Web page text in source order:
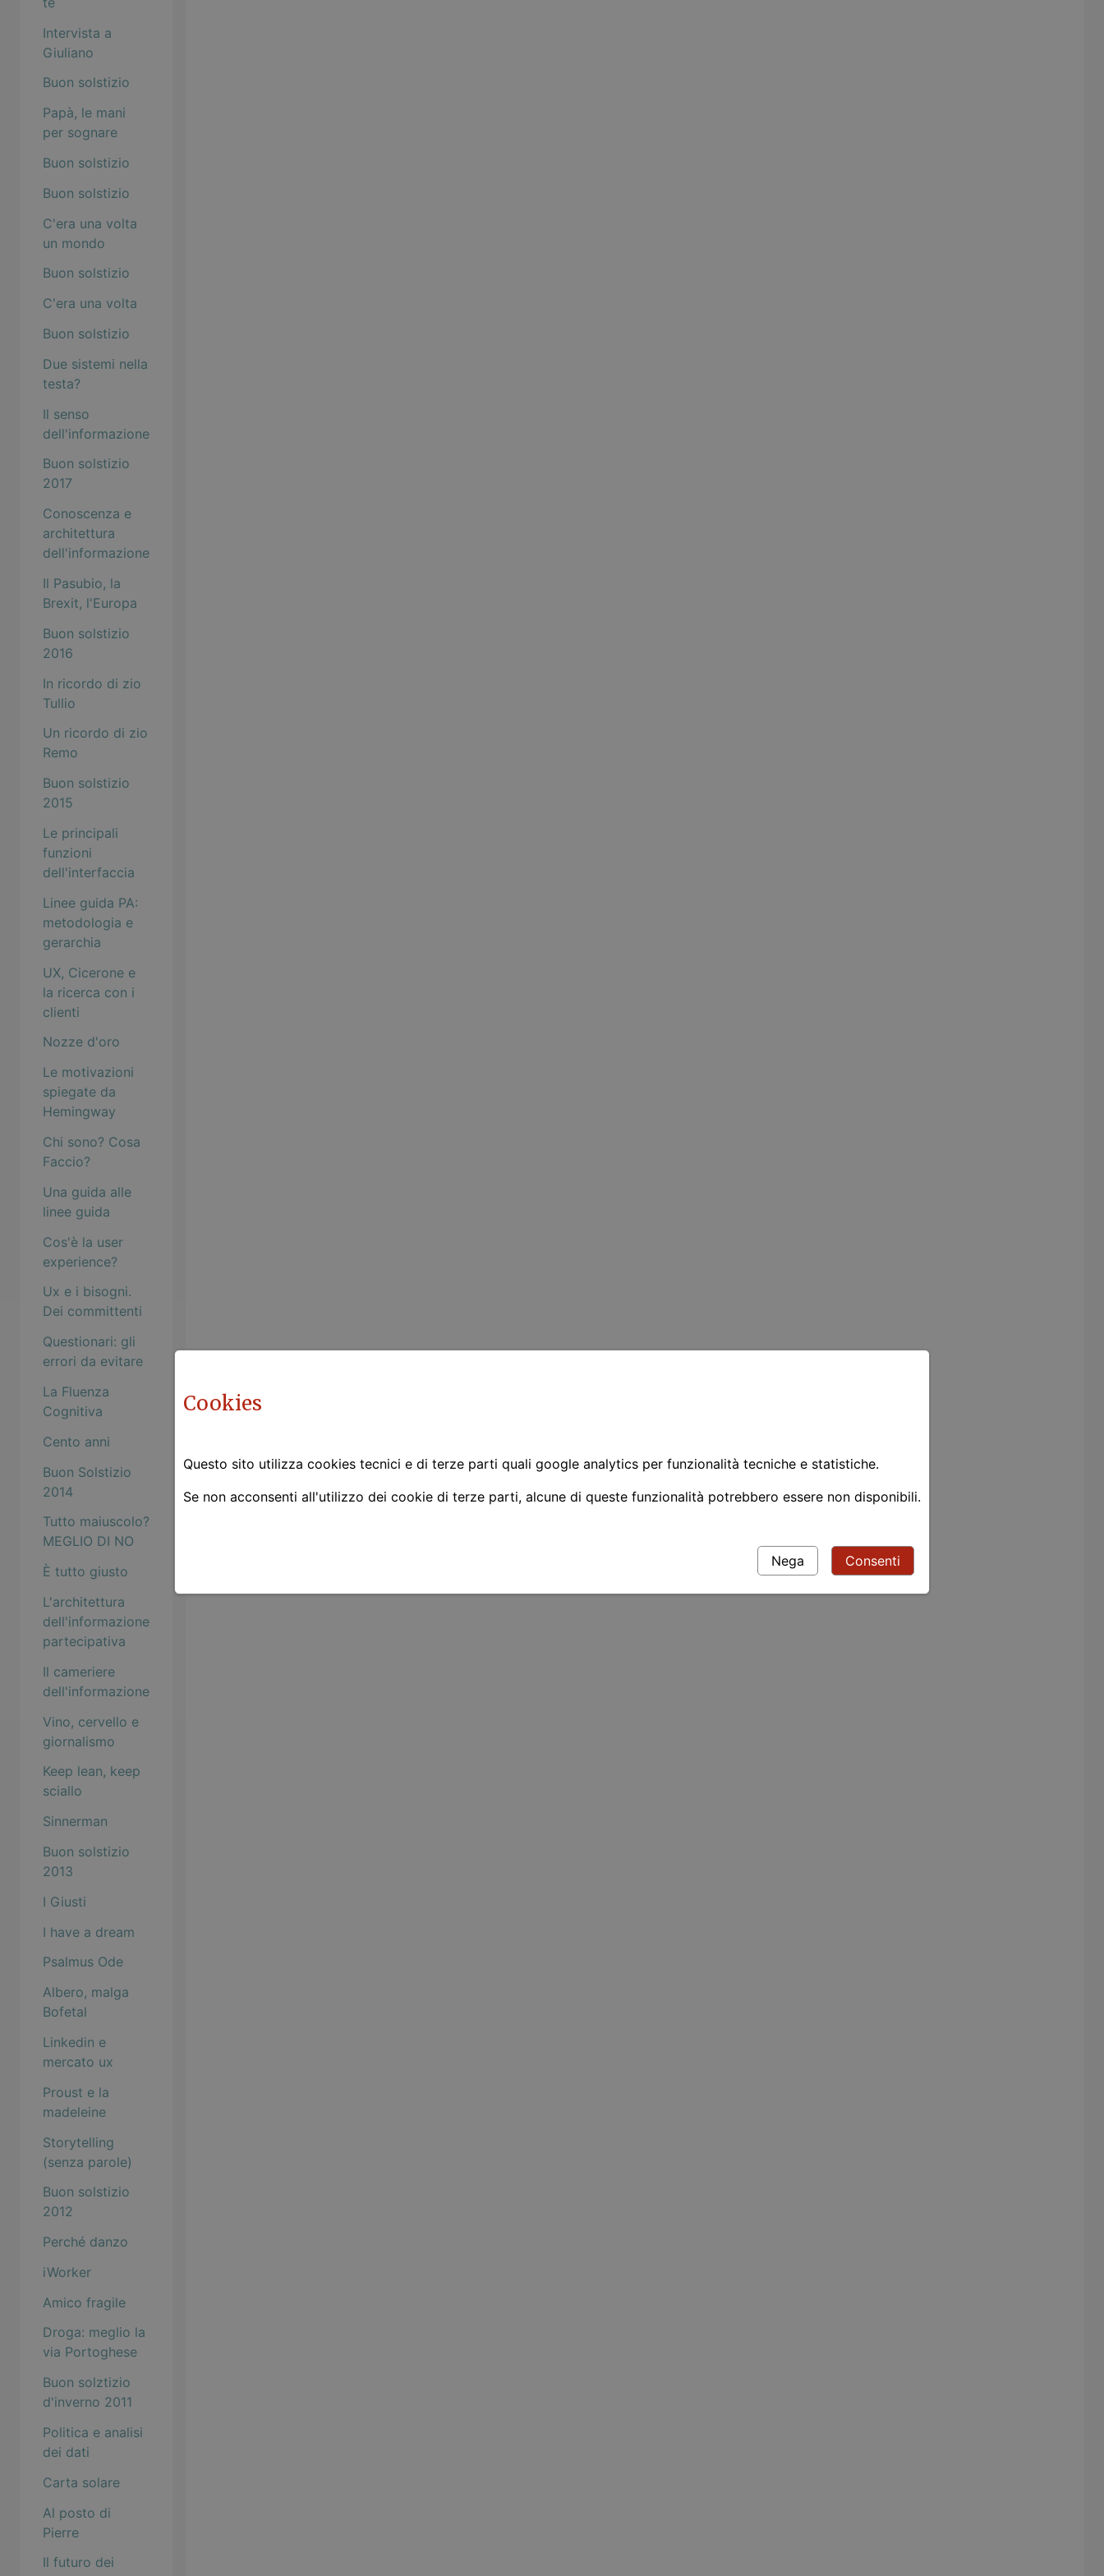
Intervista a
Giuliano
Buon solstizio
Papà, le mani
per sognare
Buon solstizio
Buon solstizio
C'era una volta
un mondo
Buon solstizio
C'era una volta
Buon solstizio
Due sistemi nella
testa?
Il senso
dell'informazione
Buon solstizio
2017
Conoscenza e
architettura
dell'informazione
Il Pasubio, la
Brexit, l'Europa
Buon solstizio
2016
In ricordo di zio
Tullio
Un ricordo di zio
Remo
Buon solstizio
2015
Le principali
funzioni
dell'interfaccia
Linee guida PA:
metodologia e
gerarchia
UX, Cicerone e
la ricerca con i
clienti
Nozze d'oro
Le motivazioni
spiegate da
Hemingway
Chi sono? Cosa
Faccio?
Una guida alle
linee guida
Cos'è la user
experience?
Ux e i bisogni.
Dei committenti
Questionari: gli
errori da evitare
La Fluenza
Cognitiva
Cento anni
Buon Solstizio
2014
Tutto maiuscolo?
MEGLIO DI NO
È tutto giusto
L'architettura
dell'informazione
partecipativa
Il cameriere
dell'informazione
Vino, cervello e
giornalismo
Keep lean, keep
sciallo
Sinnerman
Buon solstizio
2013
I Giusti
I have a dream
Psalmus Ode
Albero, malga
Bofetal
Linkedin e
mercato ux
Proust e la
madeleine
Storytelling
(senza parole)
Buon solstizio
2012
Perché danzo
iWorker
Amico fragile
Droga: meglio la
via Portoghese
Buon solztizio
d'inverno 2011
Politica e analisi
dei dati
Carta solare
Al posto di
Pierre
Il futuro dei
Cookies
Questo sito utilizza cookies tecnici e di terze parti quali google analytics per funzionalità tecniche e statistiche.
Se non acconsenti all'utilizzo dei cookie di terze parti, alcune di queste funzionalità potrebbero essere non disponibili.
Nega Consenti